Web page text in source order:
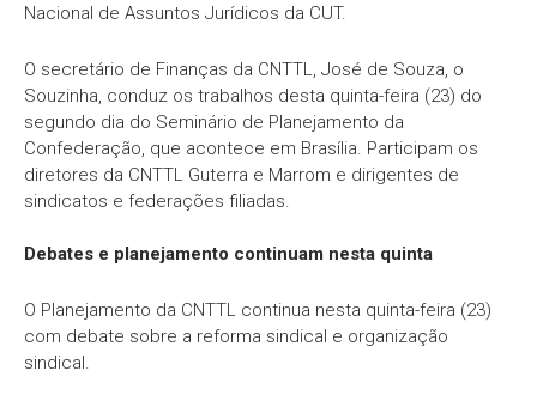
Nacional de Assuntos Jurídicos da CUT.
O secretário de Finanças da CNTTL, José de Souza, o
Souzinha, conduz os trabalhos desta quinta-feira (23) do
segundo dia do Seminário de Planejamento da
Confederação, que acontece em Brasília. Participam os
diretores da CNTTL Guterra e Marrom e dirigentes de
sindicatos e federações filiadas.
Debates e planejamento continuam nesta quinta
O Planejamento da CNTTL continua nesta quinta-feira (23)
com debate sobre a reforma sindical e organização
sindical.